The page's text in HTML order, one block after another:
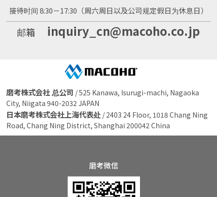
接待时间 8:30－17:30（周六周日以及公司规定假日为休息日）
邮箱 inquiry_cn@macoho.co.jp
磨考株式会社 总公司 / 525 Kanawa, Isurugi-machi, Nagaoka
City, Niigata 940-2032 JAPAN
日本磨考株式会社上海代表处 / 2403 24 Floor, 1018 Chang Ning
Road, Chang Ning District, Shanghai 200042 China
磨考微信